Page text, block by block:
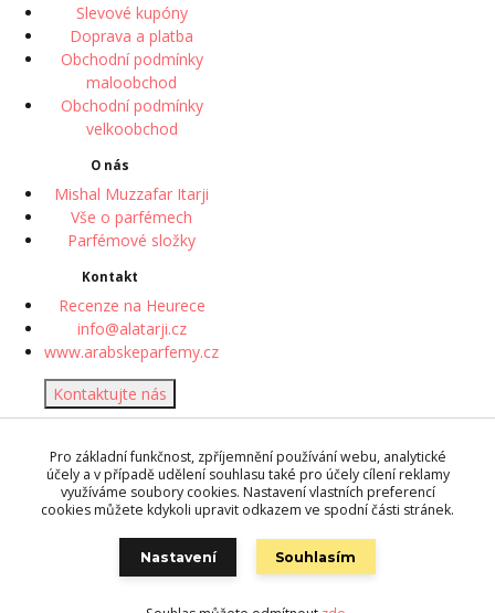
Slevové kupóny
Doprava a platba
Obchodní podmínky
maloobchod
Obchodní podmínky
velkoobchod
O nás
Mishal Muzzafar Itarji
Vše o parfémech
Parfémové složky
Kontakt
Recenze na Heurece
info@alatarji.cz
www.arabskeparfemy.cz
Kontaktujte nás
| Vytvořeno systémem
www.eshop-rychle.cz
Zpracování osobních údajů
úpravou svých
ochrany soukromí.
Pro základní funkčnost, zpříjemnění používání webu, analytické
účely a v případě udělení souhlasu také pro účely cílení reklamy
využíváme soubory cookies. Nastavení vlastních preferencí
cookies můžete kdykoli upravit odkazem ve spodní části stránek.
Nastavení Souhlasím